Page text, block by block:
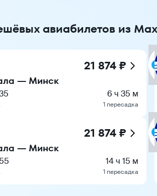
авиабилетов из
21 874 ₽
— Минск
6 ч 35 м
1 пересадка
21 874 ₽
— Минск
14 ч 15 м
1 пересадка